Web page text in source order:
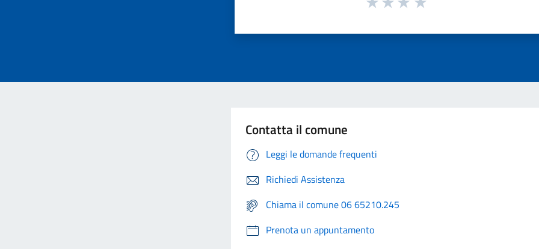
Contatta il comune
Leggi le domande frequenti
Richiedi Assistenza
Chiama il comune 06 65210.245
Prenota un appuntamento